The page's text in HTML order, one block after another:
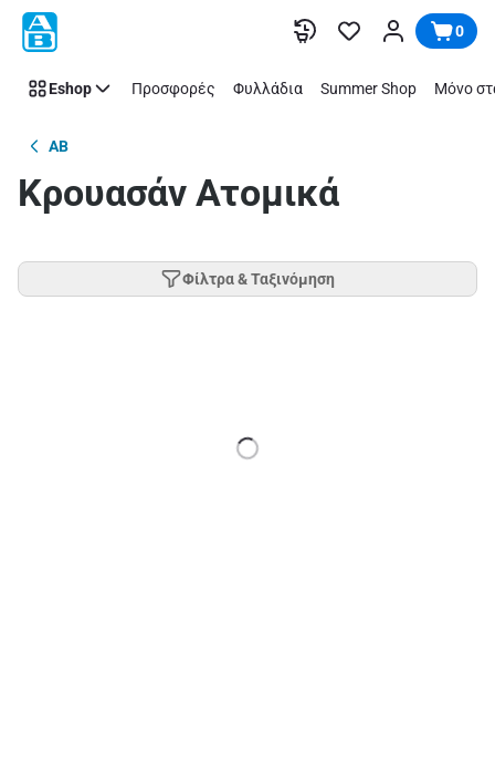
Παράλειψη 0
Eshop Προσφορές Φυλλάδια Summer Shop Μόνο
AB
Κρουασάν Ατομικά
Φίλτρα & Ταξινόμηση